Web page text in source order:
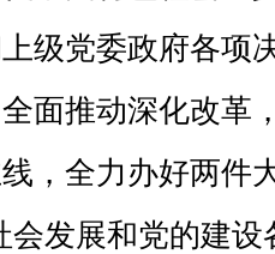
级党委政府各项
面推动深化改革
，全力办好两件
会发展和党的建